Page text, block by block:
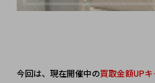
今回は、現在開催中の買取金額UP